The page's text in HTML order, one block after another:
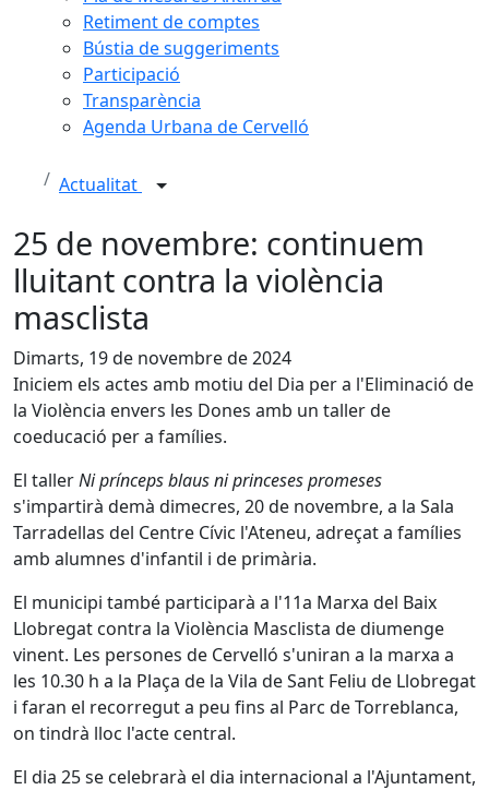
Retiment de comptes
Bústia de suggeriments
Participació
Transparència
Agenda Urbana de Cervelló
Actualitat
25 de novembre: continuem
lluitant contra la violència
masclista
Dimarts, 19 de novembre de 2024
Iniciem els actes amb motiu del Dia per a l'Eliminació de
la Violència envers les Dones amb un taller de
coeducació per a famílies.
El tallerNi prínceps blaus ni princeses promeses
s'impartirà demà dimecres, 20 de novembre, a la Sala
Tarradellas del Centre Cívic l'Ateneu, adreçat a famílies
amb alumnes d'infantil i de primària.
El municipi també participarà a l'11a Marxa del Baix
Llobregat contra la Violència Masclista de diumenge
vinent. Les persones de Cervelló s'uniran a la marxa a
les 10.30 h a la Plaça de la Vila de Sant Feliu de Llobregat
i faran el recorregut a peu fins al Parc de Torreblanca,
on tindrà lloc l'acte central.
El dia 25 se celebrarà el dia internacional a l'Ajuntament,